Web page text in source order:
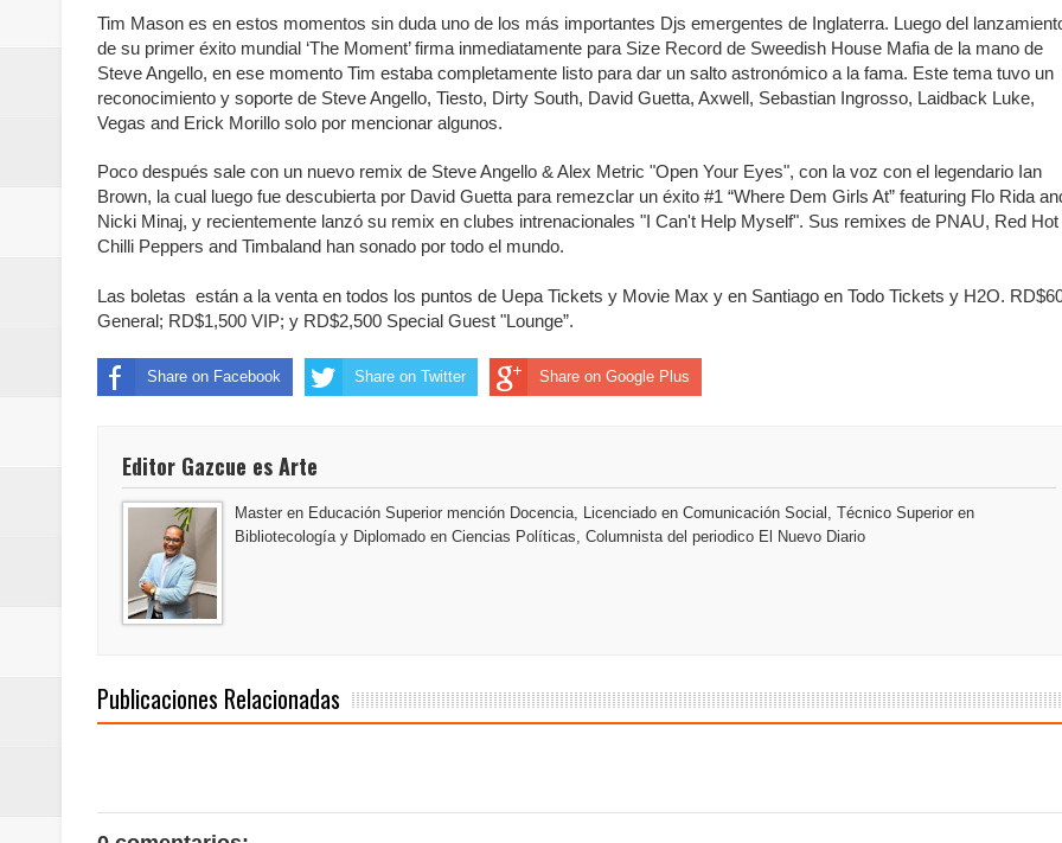
Antisoborno certificado
Humano Seguros transforma la emisión de pólizas con Inteligencia Artificial y reduce el proceso
minutos
La Orquesta Sinfónica Nacional y el Coro Nacional Dominicano pondrán su sello a la Ceremonia
la batuta del maestro José Antonio Molina
Euromoney reconoce a Banreservas como Mejor Banco del Caribe y le otorga cinco premios
Banreservas recibe nuevamente la máxima calificación crediticia AAA.do de Moody's Local RD
Tim Mason es en estos momentos sin duda uno de los más importantes Djs emergentes de Inglaterra. Luego del
de su primer éxito mundial ‘The Moment’ firma inmediatamente para Size Record de Sweedish House Mafia de la mano de
Steve Angello, en ese momento Tim estaba completamente listo para dar un salto astronómico a la fama. Este tema tuvo un
reconocimiento y soporte de Steve Angello, Tiesto, Dirty South, David Guetta, Axwell, Sebastian Ingrosso, Laidback Luke,
Vegas and Erick Morillo solo por mencionar algunos.
Poco después sale con un nuevo remix de Steve Angello & Alex Metric "Open Your Eyes", con la voz con el legendario Ian
Brown, la cual luego fue descubierta por David Guetta para remezclar un éxito #1 “Where Dem Girls At” featuring Flo Rida
Nicki Minaj, y recientemente lanzó su remix en clubes intrenacionales "I Can't Help Myself". Sus remixes de PNAU, Red Hot
Chilli Peppers and Timbaland han sonado por todo el mundo.
Las boletas están a la venta en todos los puntos de Uepa Tickets y Movie Max y en Santiago en Todo Tickets y H2O.
General; RD$1,500 VIP; y RD$2,500 Special Guest "Lounge”.
Share on Facebook Share on Twitter Share on Google Plus
Editor Gazcue es Arte
Master en Educación Superior mención Docencia, Licenciado en Comunicación Social, Técnico Superior en
Bibliotecología y Diplomado en Ciencias Políticas, Columnista del periodico El Nuevo Diario
Publicaciones Relacionadas